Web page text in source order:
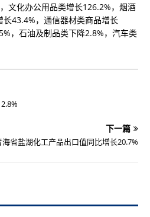
文化办公用品类增长126.2%，烟酒
43.4%，通信器材类商品增长
，石油及制品类下降2.8%，汽车类
下一篇
省盐湖化工产品出口值同比增长20.7%